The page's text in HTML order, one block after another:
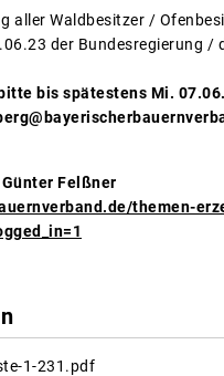
aller Waldbesitzer /
der Bundesregierung /
bis spätestens Mi.
Felßner
themen-
1-231.pdf